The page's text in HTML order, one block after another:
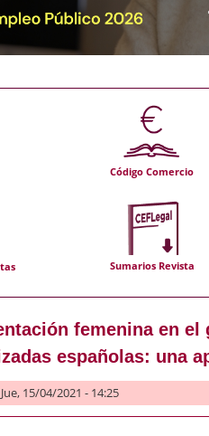
Código Comercio
Sumarios Revista
femenina en
españolas: una
15/04/2021 - 14:25